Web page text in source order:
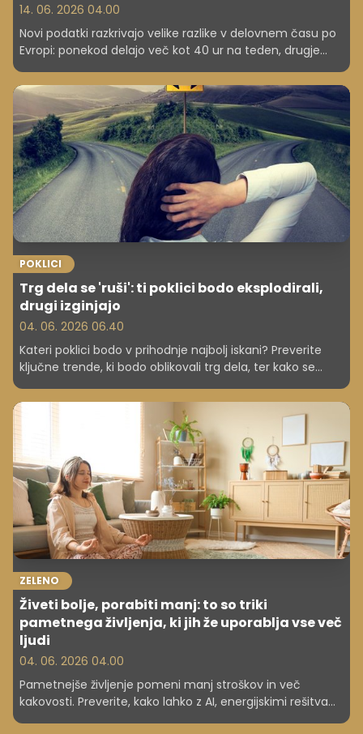
14. 06. 2026 04.00
Novi podatki razkrivajo velike razlike v delovnem času po
Evropi: ponekod delajo več kot 40 ur na teden, drugje
precej manj. Kaj vpliva na razlike – in kje je Slovenija?
POKLICI
Trg dela se 'ruši': ti poklici bodo eksplodirali,
drugi izginjajo
04. 06. 2026 06.40
Kateri poklici bodo v prihodnje najbolj iskani? Preverite
ključne trende, ki bodo oblikovali trg dela, ter kako se
lahko nanje pripravite že danes.
ZELENO
Živeti bolje, porabiti manj: to so triki
pametnega življenja, ki jih že uporablja vse več
ljudi
04. 06. 2026 04.00
Pametnejše življenje pomeni manj stroškov in več
kakovosti. Preverite, kako lahko z AI, energijskimi rešitvami
in preprostimi navadami izboljšate svoj vsakdan.